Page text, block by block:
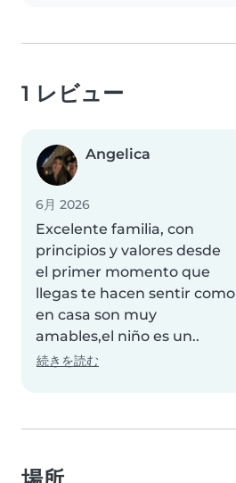
1 レビュー
Angelica
6月 2026
Excelente familia, con
principios y valores desde
el primer momento que
llegas te hacen sentir como
en casa son muy
amables,el niño es un..
続きを読む